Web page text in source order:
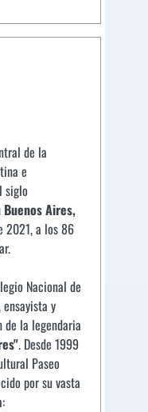
de la
e
siglo
Buenos Aires,
2021, a los 86
Nacional de
y
de la legendaria
. Desde 1999
Paseo
por su vasta